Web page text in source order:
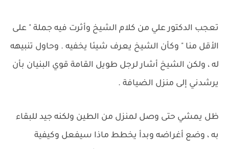
تعجب الدكتور علي من كلام الشيخ وأثرت فيه جملة " على
الأقل منا " وكأن الشيخ يعرف شيئا يخفيه . وحاول تنبيهه
له ، ولكن الشيخ أشار لرجل طويل القامة قوي البنيان بأن
يرشدني إلى منزل الضيافة .
ظل يمشي حتى وصل لمنزل من الطين ولكنه جيد للبقاء
به ، وضع أغراضه وبدأ يخطط ماذا سيفعل وكيفية